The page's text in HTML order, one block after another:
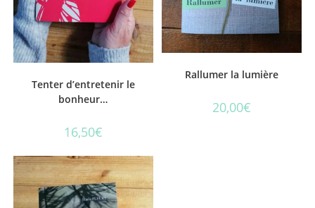
Tenter d’entretenir le
bonheur…
16,50€
Rallumer la lumière
20,00€